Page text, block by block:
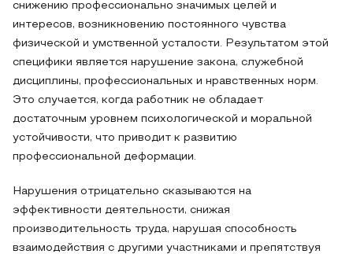
снижению профессионально значимых целей и
интересов, возникновению постоянного чувства
физической и умственной усталости. Результатом этой
специфики является нарушение закона, служебной
дисциплины, профессиональных и нравственных норм.
Это случается, когда работник не обладает
достаточным уровнем психологической и моральной
устойчивости, что приводит к развитию
профессиональной деформации.
Нарушения отрицательно сказываются на
эффективности деятельности, снижая
производительность труда, нарушая способность
взаимодействия с другими участниками и препятствуя